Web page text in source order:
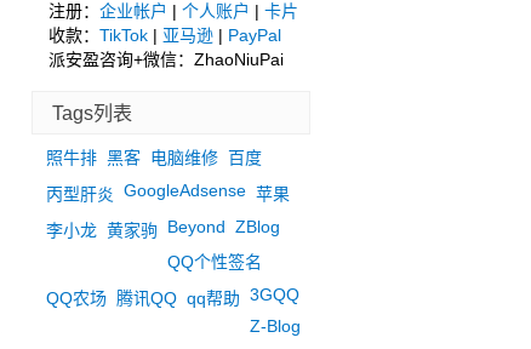
注册： 企业帐户 | 个人账户 | 卡片
收款： TikTok | 亚马逊 | PayPal
派安盈咨询+微信：ZhaoNiuPai
Tags列表
照牛排 黑客 电脑维修 百度
丙型肝炎 GoogleAdsense 苹果
李小龙 黄家驹 Beyond ZBlog
QQ个性签名
QQ农场 腾讯QQ qq帮助 3GQQ
Z-Blog